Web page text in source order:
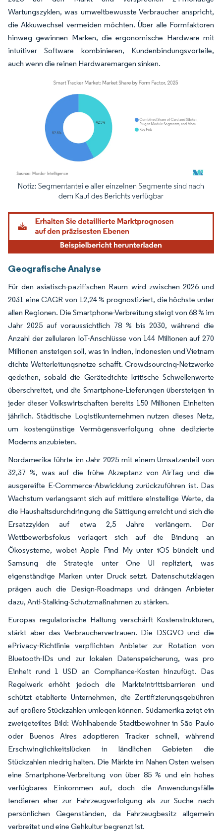
Wartungszyklen, was umweltbewusste Verbraucher anspricht,
die Akkuwechsel vermeiden möchten. Über alle Formfaktoren
hinweg gewinnen Marken, die ergonomische Hardware mit
intuitiver Software kombinieren, Kundenbindungsvorteile,
auch wenn die reinen Hardwaremargen sinken.
Bild © Mordor Intelligence. Wiederverwendung erfordert Namensnennung
Geografische Analyse
Für den asiatisch-pazifischen Raum wird zwischen 2026 und
2031 eine CAGR von 12,24 % prognostiziert, die höchste unter
allen Regionen. Die Smartphone-Verbreitung steigt von 68 % im
Jahr 2025 auf voraussichtlich 78 % bis 2030, während die
Anzahl der zellularen IoT-Anschlüsse von 144 Millionen auf 270
Millionen ansteigen soll, was in Indien, Indonesien und Vietnam
dichte Weiterleitungsnetze schafft. Crowdsourcing-Netzwerke
gedeihen, sobald die Gerätedichte kritische Schwellenwerte
überschreitet, und die Smartphone-Lieferungen übersteigen in
jeder dieser Volkswirtschaften bereits 150 Millionen Einheiten
jährlich. Städtische Logistikunternehmen nutzen dieses Netz,
um kostengünstige Vermögensverfolgung ohne dedizierte
Modems anzubieten.
Nordamerika führte im Jahr 2025 mit einem Umsatzanteil von
32,37 %, was auf die frühe Akzeptanz von AirTag und die
ausgereifte E-Commerce-Abwicklung zurückzuführen ist. Das
Wachstum verlangsamt sich auf mittlere einstellige Werte, da
die Haushaltsdurchdringung die Sättigung erreicht und sich die
Ersatzzyklen auf etwa 2,5 Jahre verlängern. Der
Wettbewerbsfokus verlagert sich auf die Bindung an
Ökosysteme, wobei Apple Find My unter iOS bündelt und
Samsung die Strategie unter One UI repliziert, was
eigenständige Marken unter Druck setzt. Datenschutzklagen
prägen auch die Design-Roadmaps und drängen Anbieter
dazu, Anti-Stalking-Schutzmaßnahmen zu stärken.
Europas regulatorische Haltung verschärft Kostenstrukturen,
stärkt aber das Verbrauchervertrauen. Die DSGVO und die
ePrivacy-Richtlinie verpflichten Anbieter zur Rotation von
Bluetooth-IDs und zur lokalen Datenspeicherung, was pro
Einheit rund 1 USD an Compliance-Kosten hinzufügt. Das
Regelwerk erhöht jedoch die Markteintrittsbarrieren und
schützt etablierte Unternehmen, die Zertifizierungsgebühren
auf größere Stückzahlen umlegen können. Südamerika zeigt ein
zweigeteiltes Bild: Wohlhabende Stadtbewohner in São Paulo
oder Buenos Aires adoptieren Tracker schnell, während
Erschwinglichkeitslücken in ländlichen Gebieten die
Stückzahlen niedrig halten. Die Märkte im Nahen Osten weisen
eine Smartphone-Verbreitung von über 85 % und ein hohes
verfügbares Einkommen auf, doch die Anwendungsfälle
tendieren eher zur Fahrzeugverfolgung als zur Suche nach
persönlichen Gegenständen, da Fahrzeugbesitz allgemein
verbreitet und eine Gehkultur begrenzt ist.